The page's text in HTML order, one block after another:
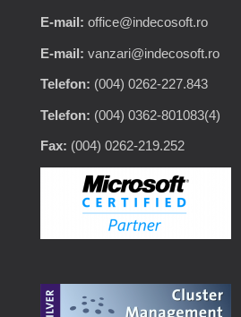
E-mail: office@indecosoft.ro
E-mail: vanzari@indecosoft.ro
Telefon: (004) 0262-227.843
Telefon: (004) 0362-801083(4)
Fax: (004) 0262-219.252